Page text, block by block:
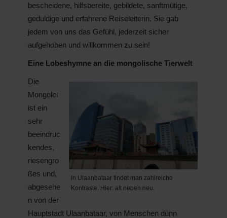
bescheidene, hilfsbereite, gebildete, sanftmütige,
geduldige und erfahrene Reiseleiterin. Sie gab
jedem von uns das Gefühl, jederzeit sicher
aufgehoben und willkommen zu sein!
Eine Lobeshymne an die mongolische Tierwelt
In Ulaanbataar findet man zahlreiche
Kontraste. Hier: alt neben neu.
Die
Mongolei
ist ein
sehr
beeindruc
kendes,
riesengro
ßes und,
abgesehe
n von der
Hauptstadt Ulaanbataar, von Menschen dünn